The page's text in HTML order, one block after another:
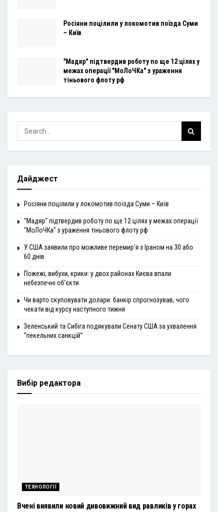
Росіяни поцілили у локомотив поїзда Суми
– Київ
"Мадяр" підтвердив роботу по ще 12 цілях у
межах операції "МоЛоЧКа" з ураження
тіньового флоту рф
Дайджест
Росіяни поцілили у локомотив поїзда Суми – Київ
"Мадяр" підтвердив роботу по ще 12 цілях у межах операції
"МоЛоЧКа" з ураження тіньового флоту рф
У США заявили про можливе перемир’я з Іраном на 30 або
60 днів
Пожежі, вибухи, крики: у двох районах Києва впали
небезпечні об’єкти
Чи варто скуповувати долари: банкір спрогнозував, чого
чекати від курсу наступного тижня
Зеленський та Сибіга подякували Сенату США за ухвалення
“пекельних санкцій”
Вибір редактора
ТЕХНОЛОГІЇ
Вчені виявили новий дивовижний вид равликів у горах